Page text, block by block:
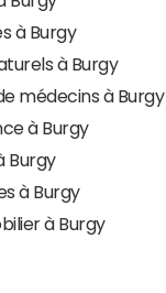
à Burgy
à Burgy
médecins à Burgy
à Burgy
Burgy
à Burgy
à Burgy